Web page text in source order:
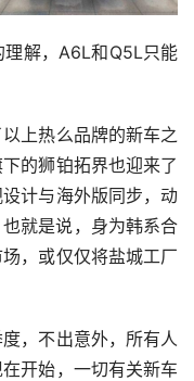
解，A6L和Q5L只能
上热么品牌的新车之
的狮铂拓界也迎来了
计与海外版同步，动
就是说，身为韩系合
，或仅仅将盐城工厂
，不出意外，所有人
开始，一切有关新车